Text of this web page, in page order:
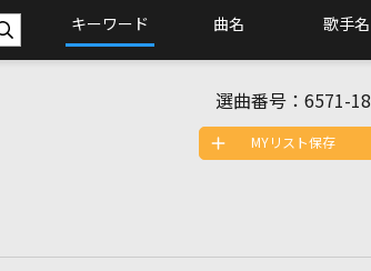
キーワード 曲名 歌手名
選曲番号： 6571-18
MYリスト保存